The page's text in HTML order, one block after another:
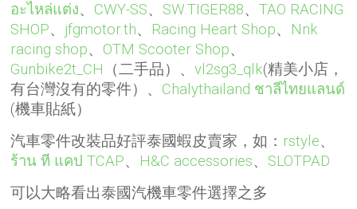
อะไหล่แต่ง、 CWY-SS、 SW.TIGER88、TAO RACING
SHOP、 jfgmotor.th、 Racing Heart Shop、 Nnk
racing shop、 OTM Scooter Shop、
Gunbike2t_CH
（二手品）、vl2sg3_qlk(精美小店，
有台灣沒有的零件）、 Chalythailand ชาลีไทยแลนด์
(機車貼紙）
汽車零件改裝品好評泰國蝦皮賣家，如： rstyle、
ร้าน ที แคป TCAP、 H&C accessories、 SLOTPAD
可以大略看出泰國汽機車零件選擇之多